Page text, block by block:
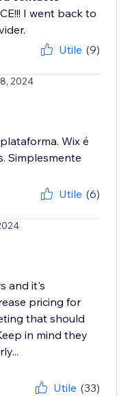
I went back to
Utile (9)
2024
Wix é
Simplesmente
Utile (6)
and it's
pricing for
that should
in mind they
Utile (33)